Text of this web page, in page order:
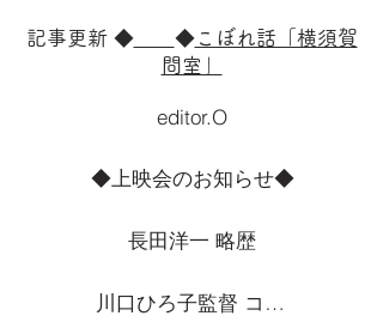
記事更新 ◆ ◆こぼれ話「横須賀
問室」
editor.O
◆上映会のお知らせ◆
長田洋一 略歴
川口ひろ子監督 コメント